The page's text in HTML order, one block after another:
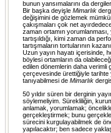
bunun yansımalarını da
Bir başka deyişle Mimarlık
değişimini de gözlemek
çakışmaları çok net
zaman ortamın
tartışıldığı, kimi zaman da
tartışmaların tortularının
Uzun yayın hayatı içerisinde,
böylesi ortamların da
edilen dönemlerin daha verimli
çerçevesinde ürettiğiyle tarihte
tanıyabilmesi de Mimarlık
50 yıldır süren bir derginin
söylemeliyim. Sürekliliğin,
anlamak, yorumlamak;
gerçekleştirmek; bunu
sürecini kurgulayabilmek de
yapılacaktır; ben sadece